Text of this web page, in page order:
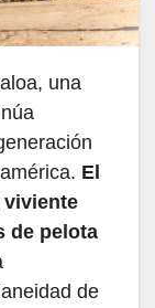
una
El
viviente
de pelota
de